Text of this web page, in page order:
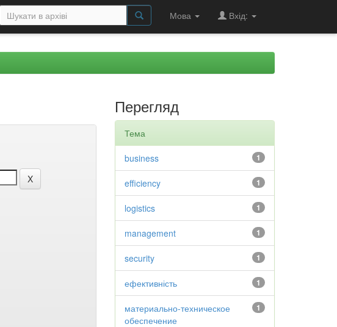
Мова Вхід:
Перегляд
Тема
1
business
1
efficiency
1
logistics
1
management
1
security
1
ефективність
1
материально-техническое
обеспечение